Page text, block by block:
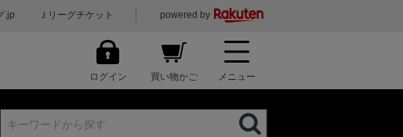
.jp Ｊリーグチケット powered by
ログイン 買い物かご メニュー